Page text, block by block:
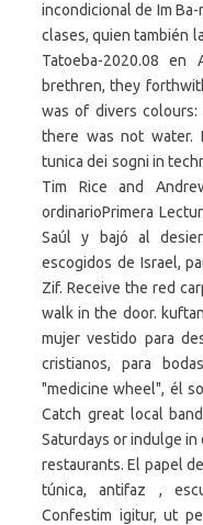
incondicional de Im
clases, quien también
Tatoeba-2020.08
brethren, they
was of divers
there was not water.
tunica dei sogni in
Tim Rice and
ordinarioPrimera
Saúl y bajó al
escogidos de Israel,
Zif. Receive the red
walk in the door.
mujer vestido para
cristianos, para
"medicine wheel", él
Catch great local
Saturdays or indulge
restaurants. El papel
túnica, antifaz ,
Confestim igitur, ut